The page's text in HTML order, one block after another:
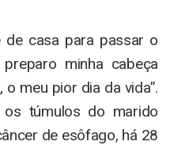
de casa para passar o
minha cabeça
meu pior dia da vida”.
túmulos do marido
de esôfago, há 28